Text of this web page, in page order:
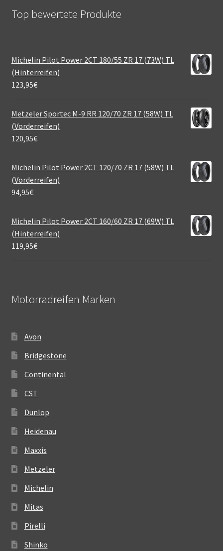
Top bewertete Produkte
Michelin Pilot Power 2CT 180/55 ZR 17 (73W) TL
(Hinterreifen)
123,95€
Metzeler Sportec M-9 RR 120/70 ZR 17 (58W) TL
(Vorderreifen)
120,95€
Michelin Pilot Power 2CT 120/70 ZR 17 (58W) TL
(Vorderreifen)
94,95€
Michelin Pilot Power 2CT 160/60 ZR 17 (69W) TL
(Hinterreifen)
119,95€
Motorradreifen Marken
Avon
Bridgestone
Continental
CST
Dunlop
Heidenau
Maxxis
Metzeler
Michelin
Mitas
Pirelli
Shinko